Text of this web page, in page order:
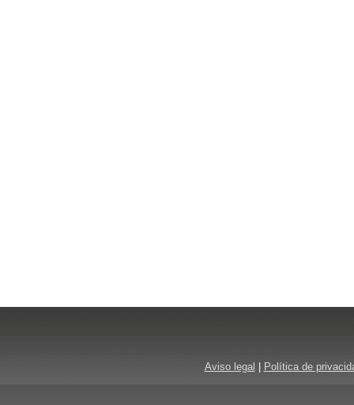
Aviso legal Política de